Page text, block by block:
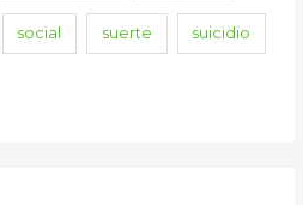
social suerte suicidio